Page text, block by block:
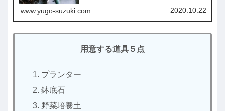
に育てやすい野菜も紹介。この記事を読めば初心者の
方でもすぐにでもベランダ菜園を始められます。
www.yugo-suzuki.com 2020.10.22
用意する道具５点
プランター
鉢底石
野菜培養土